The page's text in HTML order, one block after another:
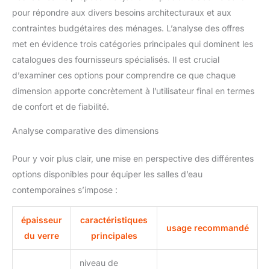
pour répondre aux divers besoins architecturaux et aux
contraintes budgétaires des ménages. L’analyse des offres
met en évidence trois catégories principales qui dominent les
catalogues des fournisseurs spécialisés. Il est crucial
d’examiner ces options pour comprendre ce que chaque
dimension apporte concrètement à l’utilisateur final en termes
de confort et de fiabilité.
Analyse comparative des dimensions
Pour y voir plus clair, une mise en perspective des différentes
options disponibles pour équiper les salles d’eau
contemporaines s’impose :
épaisseur
du verre
caractéristiques
principales
usage recommandé
niveau de